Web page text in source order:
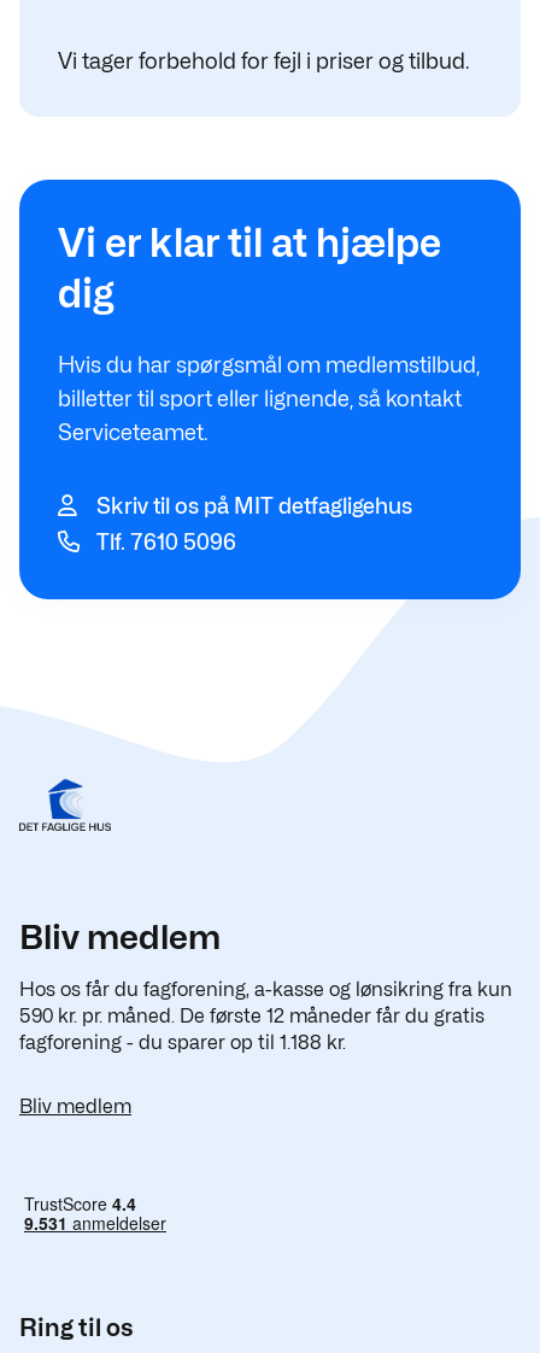
Vi tager forbehold for fejl i priser og tilbud.
Vi er klar til at hjælpe
dig
Hvis du har spørgsmål om medlemstilbud,
billetter til sport eller lignende, så kontakt
Serviceteamet.
Skriv til os på MIT detfagligehus
Tlf. 7610 5096
Bliv medlem
Hos os får du fagforening, a-kasse og lønsikring fra kun
590 kr. pr. måned. De første 12 måneder får du gratis
fagforening - du sparer op til 1.188 kr.
Bliv medlem
Ring til os